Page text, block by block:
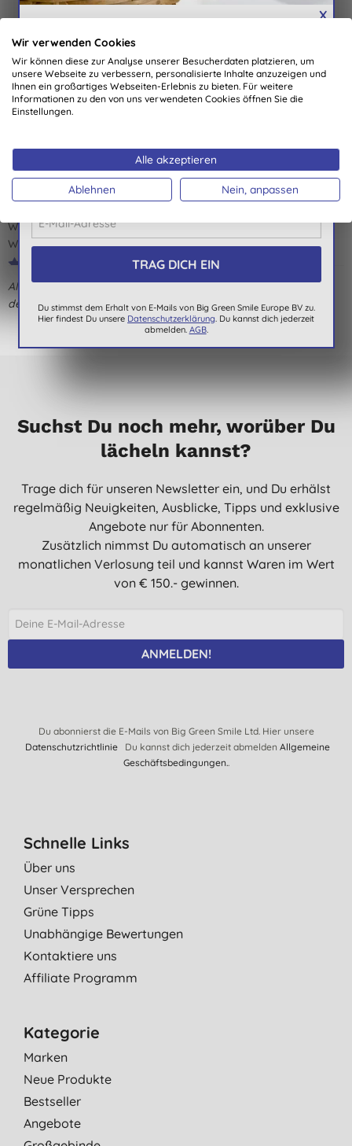
Kundenmeinungen
3,0von 5 (2 Bewertungen)
Ich bin nicht zufrieden. Bei den Inhaltsstoffen viel mir auf, dass
C. B., Aachen
02.12.2020
Waschmittel, mit teilweise schrecklichen Geruchsnoten. Dieses
Wascgmittel ist für mich genau das Richtige!
B. B., Hamburg
Alle Bewertungen stammen von verifizierten Kunden, die nach
dem Einkauf kontaktiert wurden.
Suchst Du noch mehr, worüber Du
lächeln kannst?
Trage dich für unseren Newsletter ein, und Du erhälst
regelmäßig Neuigkeiten, Ausblicke, Tipps und exklusive
Angebote nur für Abonnenten.
Zusätzlich nimmst Du automatisch an unserer
monatlichen Verlosung teil und kannst Waren im Wert
von € 150.- gewinnen.
ANMELDEN!
Du abonnierst die E-Mails von Big Green Smile Ltd. Hier unsere
DatenschutzrichtlinieDu kannst dich jederzeit abmelden Allgemeine
Geschäftsbedingungen..
Schnelle Links
Über uns
Unser Versprechen
Grüne Tipps
Unabhängige Bewertungen
Kontaktiere uns
Affiliate Programm
Kategorie
Marken
Neue Produkte
Bestseller
Angebote
X
Exclusive, personalisierte Gutscheine jeden Monat
neu
Angebote & Benachrichtigungen über neue
Produkte
Der Preis für diesen Monat ist ein Jahr lang
Waschmittel im Wert von €150,-
Du stimmst dem Erhalt von E-Mails von Big Green Smile Europe BV zu.
Hier findest Du unsere Datenschutzerklärung . Du kannst dich jederzeit
abmelden. AGB.
Wir verwenden Cookies
Wir können diese zur Analyse unserer Besucherdaten platzieren, um
unsere Webseite zu verbessern, personalisierte Inhalte anzuzeigen und
Ihnen ein großartiges Webseiten-Erlebnis zu bieten. Für weitere
Informationen zu den von uns verwendeten Cookies öffnen Sie die
Einstellungen.
Alle akzeptieren
Ablehnen Nein, anpassen